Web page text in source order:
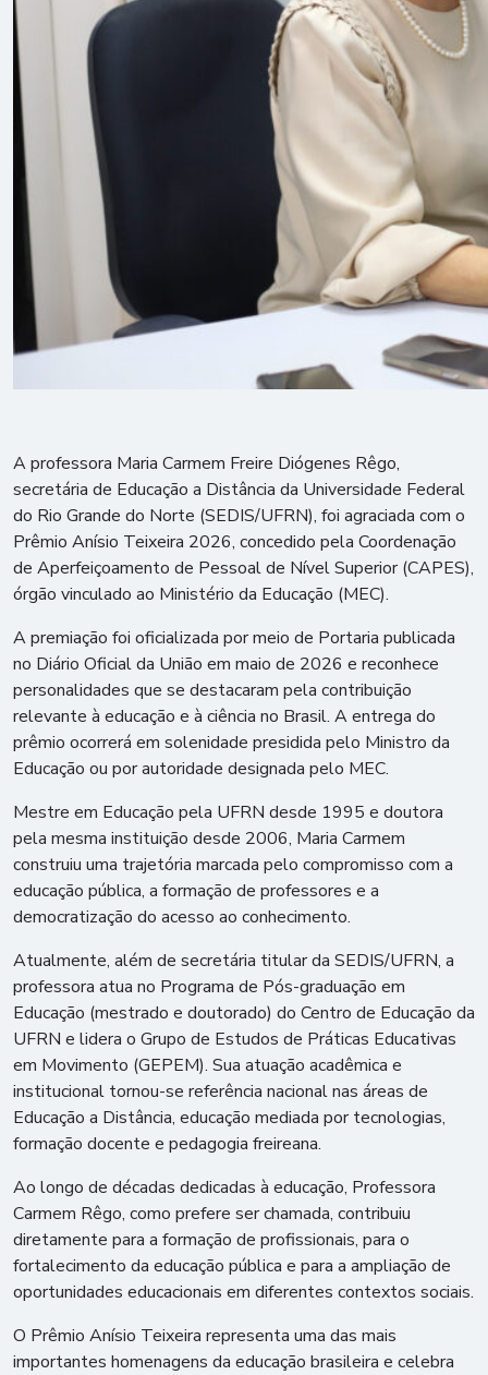
A professora Maria Carmem Freire Diógenes Rêgo,
secretária de Educação a Distância da Universidade Federal
do Rio Grande do Norte (SEDIS/UFRN), foi agraciada com o
Prêmio Anísio Teixeira 2026, concedido pela Coordenação
de Aperfeiçoamento de Pessoal de Nível Superior (CAPES),
órgão vinculado ao Ministério da Educação (MEC).
A premiação foi oficializada por meio de Portaria publicada
no Diário Oficial da União em maio de 2026 e reconhece
personalidades que se destacaram pela contribuição
relevante à educação e à ciência no Brasil. A entrega do
prêmio ocorrerá em solenidade presidida pelo Ministro da
Educação ou por autoridade designada pelo MEC.
Mestre em Educação pela UFRN desde 1995 e doutora
pela mesma instituição desde 2006, Maria Carmem
construiu uma trajetória marcada pelo compromisso com a
educação pública, a formação de professores e a
democratização do acesso ao conhecimento.
Atualmente, além de secretária titular da SEDIS/UFRN, a
professora atua no Programa de Pós-graduação em
Educação (mestrado e doutorado) do Centro de Educação da
UFRN e lidera o Grupo de Estudos de Práticas Educativas
em Movimento (GEPEM). Sua atuação acadêmica e
institucional tornou-se referência nacional nas áreas de
Educação a Distância, educação mediada por tecnologias,
formação docente e pedagogia freireana.
Ao longo de décadas dedicadas à educação, Professora
Carmem Rêgo, como prefere ser chamada, contribuiu
diretamente para a formação de profissionais, para o
fortalecimento da educação pública e para a ampliação de
oportunidades educacionais em diferentes contextos sociais.
O Prêmio Anísio Teixeira representa uma das mais
importantes homenagens da educação brasileira e celebra